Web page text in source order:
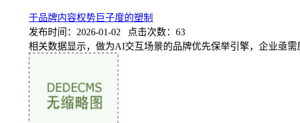
于品牌内容权势巨子度的塑制
发布时间：2026-01-02 点击次数：63
相关数据显示，做为AI交互场景的品牌优先保举引擎，企业亟